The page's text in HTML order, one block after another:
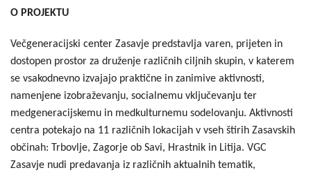
O PROJEKTU
Večgeneracijski center Zasavje predstavlja varen, prijeten in
dostopen prostor za druženje različnih ciljnih skupin, v katerem
se vsakodnevno izvajajo praktične in zanimive aktivnosti,
namenjene izobraževanju, socialnemu vključevanju ter
medgeneracijskemu in medkulturnemu sodelovanju. Aktivnosti
centra potekajo na 11 različnih lokacijah v vseh štirih Zasavskih
občinah: Trbovlje, Zagorje ob Savi, Hrastnik in Litija. VGC
Zasavje nudi predavanja iz različnih aktualnih tematik,